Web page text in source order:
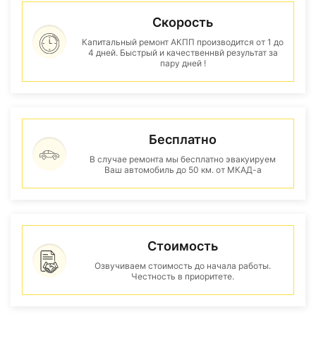
Скорость
Капитальный ремонт АКПП производится от 1 до
4 дней. Быстрый и качественнвй результат за
пару дней !
Бесплатно
В случае ремонта мы бесплатно эвакуируем
Ваш автомобиль до 50 км. от МКАД-а
Стоимость
Озвучиваем стоимость до начала работы.
Честность в приоритете.